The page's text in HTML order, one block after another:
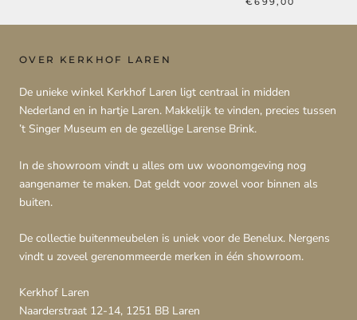
OVER KERKHOF LAREN
De unieke winkel Kerkhof Laren ligt centraal in midden
Nederland en in hartje Laren. Makkelijk te vinden, precies tussen
’t Singer Museum en de gezellige Larense Brink.
In de showroom vindt u alles om uw woonomgeving nog
aangenamer te maken. Dat geldt voor zowel voor binnen als
buiten.
De collectie buitenmeubelen is uniek voor de Benelux. Nergens
vindt u zoveel gerenommeerde merken in één showroom.
Kerkhof Laren
Naarderstraat 12-14, 1251 BB Laren